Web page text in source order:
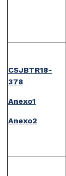
CSJBTR18-
378
Anexo1
Anexo2